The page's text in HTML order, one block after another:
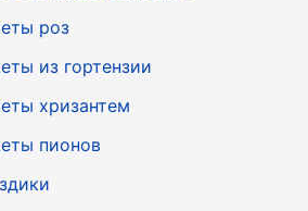
роз
из гортензии
хризантем
пионов